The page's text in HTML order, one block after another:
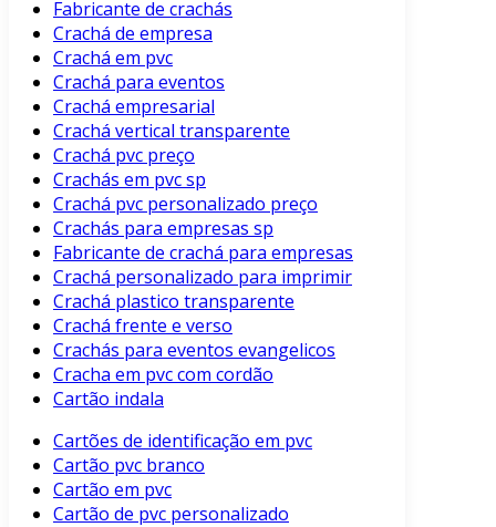
Fabricante de crachás
Crachá de empresa
Crachá em pvc
Crachá para eventos
Crachá empresarial
Crachá vertical transparente
Crachá pvc preço
Crachás em pvc sp
Crachá pvc personalizado preço
Crachás para empresas sp
Fabricante de crachá para empresas
Crachá personalizado para imprimir
Crachá plastico transparente
Crachá frente e verso
Crachás para eventos evangelicos
Cracha em pvc com cordão
Cartão indala
Cartões de identificação em pvc
Cartão pvc branco
Cartão em pvc
Cartão de pvc personalizado